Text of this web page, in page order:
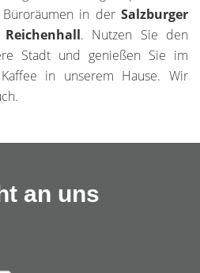
in der Salzburger
. Nutzen Sie den
Stadt und genießen Sie im
in unserem Hause. Wir
an uns